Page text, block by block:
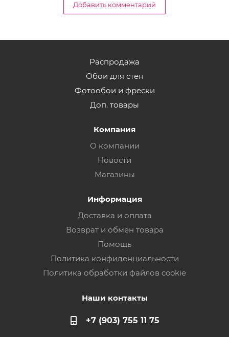
Добавить комментарий
Распродажа
Обои для стен
Фотообои и фрески
Доп. товары
Компания
О компании
Новости
Магазины
Информация
Доставка и оплата
Возврат и обмен товара
Помощь
Политика конфиденциальности
Политика обработки файлов cookie
Наши контакты
+7 (903) 755 11 75